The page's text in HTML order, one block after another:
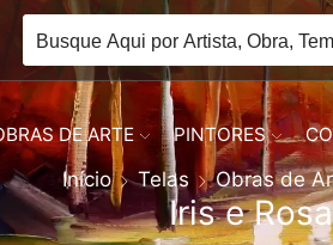
DE ARTE PINTORES
Início Telas Obras de
Iris e